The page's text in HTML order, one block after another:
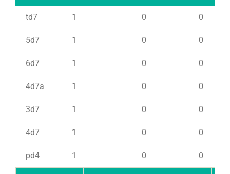
td7 1 0 0
5d7 1 0 0
6d7 1 0 0
4d7a 1 0 0
3d7 1 0 0
4d7 1 0 0
pd4 1 0 0